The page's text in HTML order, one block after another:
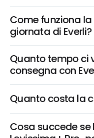
Come funziona
giornata di Everli?
Quanto tempo ci
consegna con
Quanto costa la
Cosa succede se